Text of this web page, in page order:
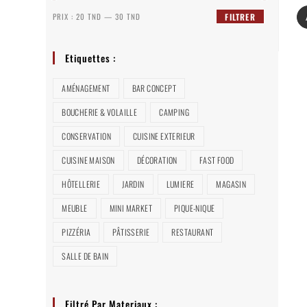
FILTRER
PRIX :20 TND —30 TND
Etiquettes :
AMÉNAGEMENT BAR CONCEPT
BOUCHERIE & VOLAILLE CAMPING
CONSERVATION CUISINE EXTERIEUR
CUISINE MAISON DÉCORATION FAST FOOD
HÔTELLERIE JARDIN LUMIERE MAGASIN
MEUBLE MINI MARKET PIQUE-NIQUE
PIZZÉRIA PÂTISSERIE RESTAURANT
SALLE DE BAIN
Filtré Par Materiaux :